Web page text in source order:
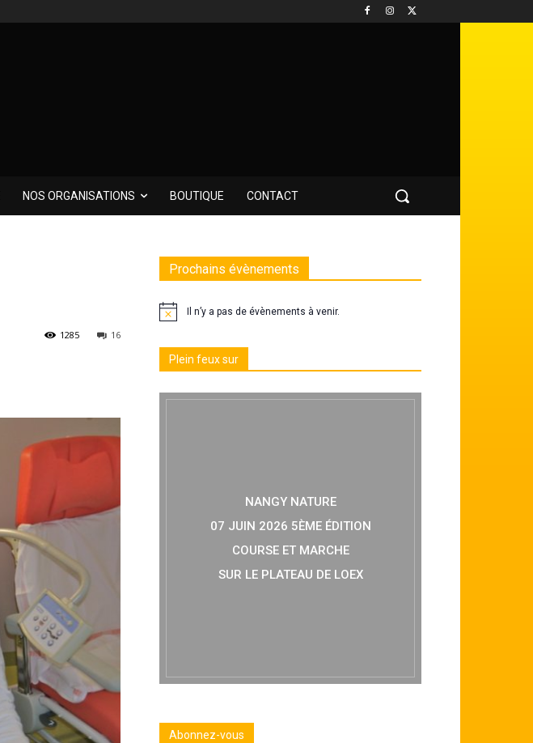
NOS ORGANISATIONS BOUTIQUE CONTACT
16
1285
Prochains évènements
Il n’y a pas de évènements à venir.
Plein feux sur
NANGY NATURE
07 JUIN 2026 5ÈME ÉDITION
COURSE ET MARCHE
SUR LE PLATEAU DE LOEX
Abonnez-vous